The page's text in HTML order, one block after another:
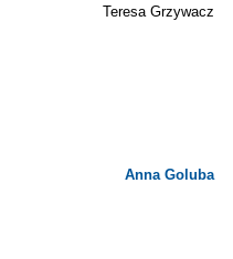
Teresa Grzywacz
Anna Goluba